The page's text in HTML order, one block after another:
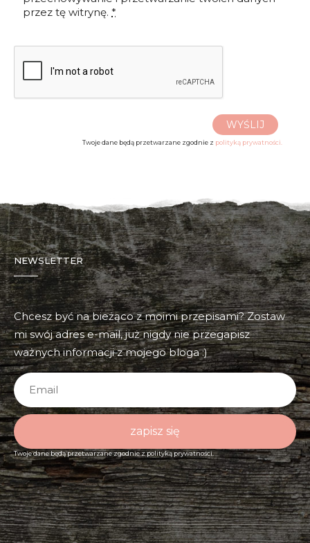
przez tę witrynę. *
WYŚLIJ
Twoje dane będą przetwarzane zgodnie z polityką prywatności.
NEWSLETTER
Chcesz być na bieżąco z moimi przepisami? Zostaw
mi swój adres e-mail, już nigdy nie przegapisz
ważnych informacji z mojego bloga :)
zapisz się
Twoje dane będą przetwarzane zgodnie zpolityką prywatności.